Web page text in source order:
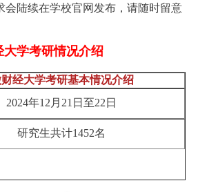
会陆续在学校官网发布，请随时留意
大学考研情况介绍
财经大学考研基本情况介绍
2024年12月21日至22日
研究生共计1452名